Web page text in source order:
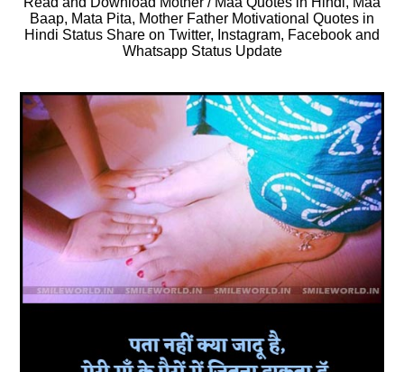
Baap, Mata Pita, Mother Father Motivational Quotes in
Hindi Status Share on Twitter, Instagram, Facebook and
Whatsapp Status Update